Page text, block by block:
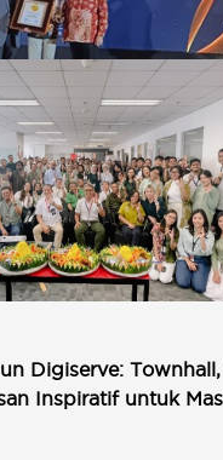
Good Corporate
CGPI
Digiserve:
Inspiratif untuk